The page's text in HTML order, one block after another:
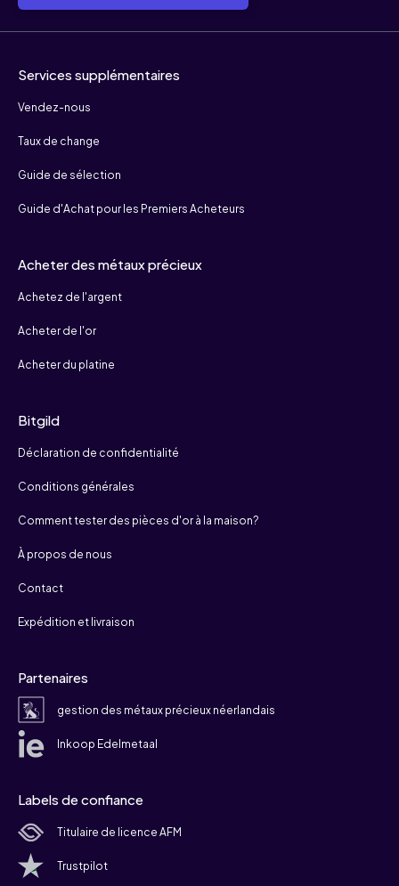
Services supplémentaires
Vendez-nous
Taux de change
Guide de sélection
Guide d'Achat pour les Premiers Acheteurs
Acheter des métaux précieux
Achetez de l'argent
Acheter de l'or
Acheter du platine
Bitgild
Déclaration de confidentialité
Conditions générales
Comment tester des pièces d'or à la maison?
À propos de nous
Contact
Expédition et livraison
Partenaires
gestion des métaux précieux néerlandais
Inkoop Edelmetaal
Labels de confiance
Titulaire de licence AFM
Trustpilot